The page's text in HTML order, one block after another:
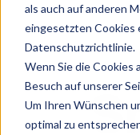
als auch auf anderen
eingesetzten Cookies
Datenschutzrichtlinie.
Wenn Sie die Cookies
Besuch auf unserer
Um Ihren Wünschen
optimal zu